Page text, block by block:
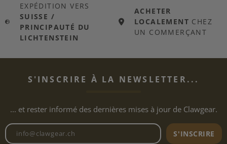
EXPÉDITION VERS
SUISSE /
PRINCIPAUTÉ DU
LICHTENSTEIN
ACHETER
LOCALEMENT CHEZ
UN COMMERÇANT
S'INSCRIRE À LA NEWSLETTER...
... et rester informé des dernières mises à jour de Clawgear.
Adresse e-mail de laS'INSCRIRE